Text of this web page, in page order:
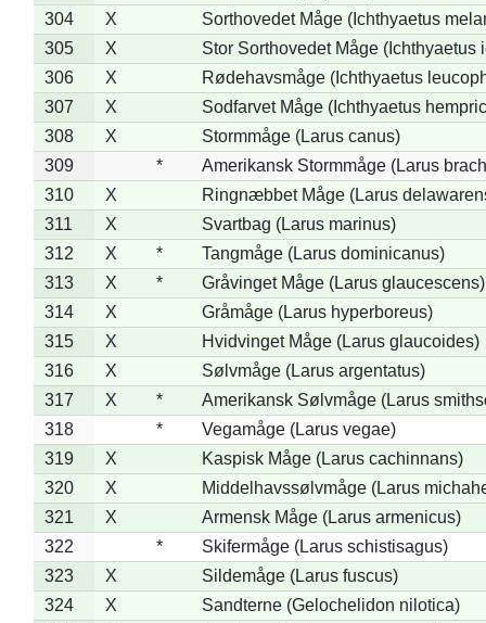
304
X
Sorthovedet Måge (Ichthyaetus
305
X
Stor Sorthovedet Måge (Ichthyaetus
306
X
Rødehavsmåge (Ichthyaetus
307
X
Sodfarvet Måge (Ichthyaetus
308
X
Stormmåge (Larus canus)
309
*
Amerikansk Stormmåge (Larus
310
X
Ringnæbbet Måge (Larus
311
X
Svartbag (Larus marinus)
312
X *
Tangmåge (Larus dominicanus)
313
X *
Gråvinget Måge (Larus glaucescens)
314
X
Gråmåge (Larus hyperboreus)
315
X
Hvidvinget Måge (Larus glaucoides)
316
X
Sølvmåge (Larus argentatus)
317
X *
Amerikansk Sølvmåge (Larus
318
*
Vegamåge (Larus vegae)
319
X
Kaspisk Måge (Larus cachinnans)
320
X
Middelhavssølvmåge (Larus
321
X
Armensk Måge (Larus armenicus)
322
*
Skifermåge (Larus schistisagus)
323
X
Sildemåge (Larus fuscus)
324
X
Sandterne (Gelochelidon nilotica)